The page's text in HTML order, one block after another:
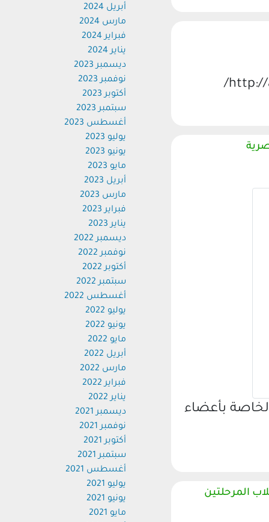
بأعضاء
المرحلتين
أبريل 2024
مارس 2024
فبراير 2024
يناير 2024
ديسمبر 2023
نوفمبر 2023
أكتوبر 2023
سبتمبر 2023
أغسطس 2023
يوليو 2023
يونيو 2023
مايو 2023
أبريل 2023
مارس 2023
فبراير 2023
يناير 2023
ديسمبر 2022
نوفمبر 2022
أكتوبر 2022
سبتمبر 2022
أغسطس 2022
يوليو 2022
يونيو 2022
مايو 2022
أبريل 2022
مارس 2022
فبراير 2022
يناير 2022
ديسمبر 2021
نوفمبر 2021
أكتوبر 2021
سبتمبر 2021
أغسطس 2021
يوليو 2021
يونيو 2021
مايو 2021